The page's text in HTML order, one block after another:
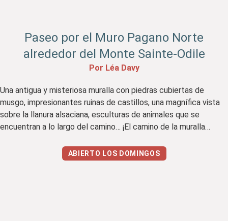
Paseo por el Muro Pagano Norte
alrededor del Monte Sainte-Odile
Por Léa Davy
Una antigua y misteriosa muralla con piedras cubiertas de
musgo, impresionantes ruinas de castillos, una magnífica vista
sobre la llanura alsaciana, esculturas de animales que se
encuentran a lo largo del camino… ¡El camino de la muralla
alturas de Ottrott, es realmente uno de mis paseos […]
ABIERTO LOS DOMINGOS